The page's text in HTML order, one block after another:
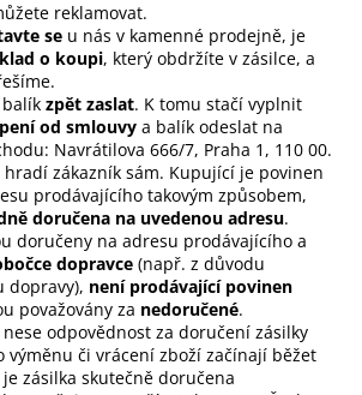
reklamovat.
se u nás v kamenné prodejně, je
o koupi, který obdržíte v zásilce, a
zpět zaslat. K tomu stačí vyplnit
od smlouvy a balík odeslat na
Navrátilova 666/7, Praha 1, 110 00.
zákazník sám. Kupující je povinen
prodávajícího takovým způsobem,
doručena na uvedenou adresu.
doručeny na adresu prodávajícího a
dopravce (např. z důvodu
dopravy), není prodávající povinen
považovány za nedoručené.
odpovědnost za doručení zásilky
či vrácení zboží začínají běžet
zásilka skutečně doručena